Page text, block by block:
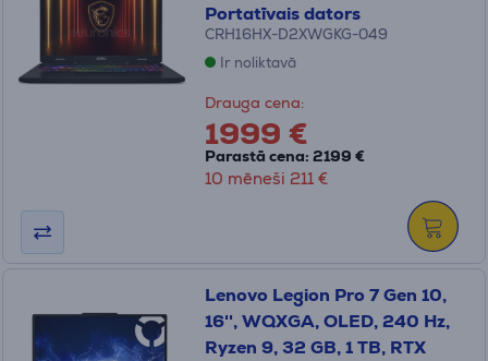
Portatīvais dators
CRH16HX-D2XWGKG-049
Ir noliktavā
Drauga cena:
1999 €
Parastā cena: 2199 €
10 mēneši 211 €
Lenovo Legion Pro 7 Gen 10,
16'', WQXGA, OLED, 240 Hz,
Ryzen 9, 32 GB, 1 TB, RTX